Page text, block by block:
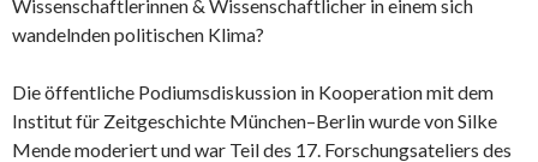
Wissenschaftlerinnen & Wissenschaftlicher in einem sich
wandelnden politischen Klima?
Die öffentliche Podiumsdiskussion in Kooperation mit dem
Institut für Zeitgeschichte München–Berlin wurde von Silke
Mende moderiert und war Teil des 17. Forschungsateliers des